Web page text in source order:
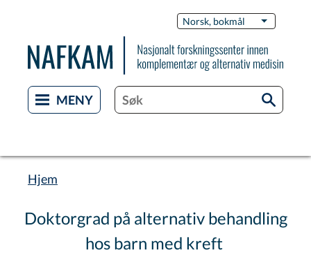
hovedinnhold
Norsk, bokmål List flere
Hjem
Doktorgrad på alternativ behandling
hos barn med kreft